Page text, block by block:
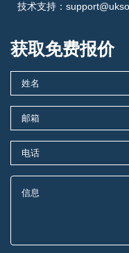
技术支持：
获取免费报价